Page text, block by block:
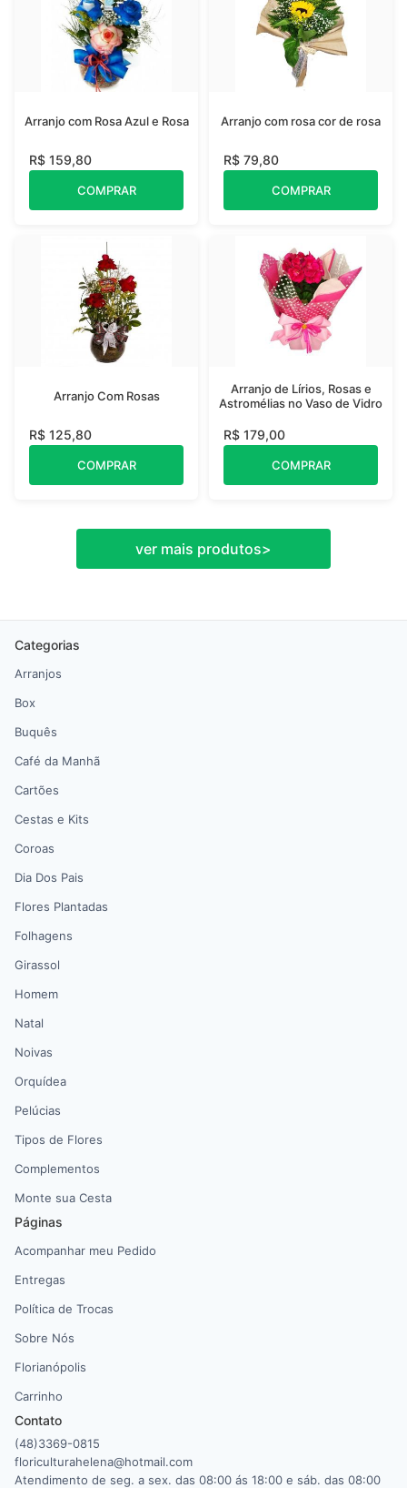
Arranjo com Rosa Azul e Rosa
R$ 159,80
COMPRAR
Arranjo com rosa cor de rosa
R$ 79,80
COMPRAR
Arranjo Com Rosas
R$ 125,80
COMPRAR
Arranjo de Lírios, Rosas e
Astromélias no Vaso de Vidro
R$ 179,00
COMPRAR
ver mais produtos>
Categorias
Arranjos
Box
Buquês
Café da Manhã
Cartões
Cestas e Kits
Coroas
Dia Dos Pais
Flores Plantadas
Folhagens
Girassol
Homem
Natal
Noivas
Orquídea
Pelúcias
Tipos de Flores
Complementos
Monte sua Cesta
Páginas
Acompanhar meu Pedido
Entregas
Política de Trocas
Sobre Nós
Florianópolis
Carrinho
Contato
(48)3369-0815
floriculturahelena@hotmail.com
Atendimento de seg. a sex. das 08:00 ás 18:00 e sáb. das 08:00